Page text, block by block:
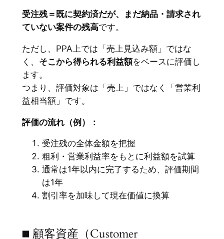
受注残＝既に契約済だが、まだ納品・請求され
ていない案件の残高です。
ただし、PPA上では「売上見込み額」ではな
く、 そこから得られる利益額をベースに評価し
ます。
つまり、評価対象は「売上」ではなく「営業利
益相当額」です。
評価の流れ（例）：
受注残の全体金額を把握
粗利・営業利益率をもとに利益額を試算
通常は1年以内に完了するため、評価期間
は1年
割引率を加味して現在価値に換算
■ 顧客資産（Customer